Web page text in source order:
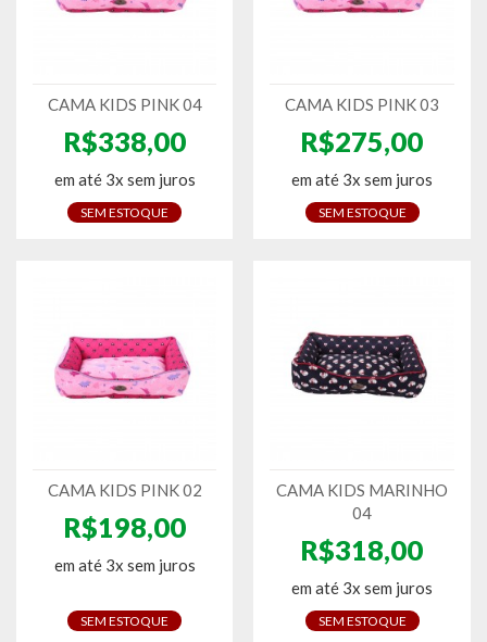
CAMA KIDS PINK 04
R$338,00
em até 3x sem juros
SEM ESTOQUE
CAMA KIDS PINK 03
R$275,00
em até 3x sem juros
SEM ESTOQUE
CAMA KIDS PINK 02
R$198,00
em até 3x sem juros
SEM ESTOQUE
CAMA KIDS MARINHO
04
R$318,00
em até 3x sem juros
SEM ESTOQUE